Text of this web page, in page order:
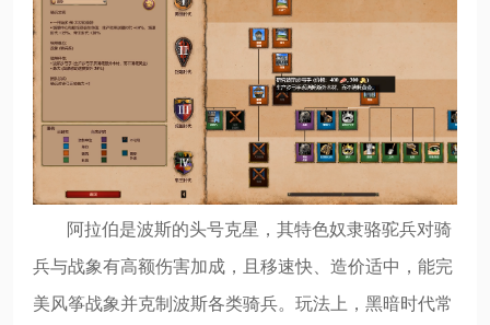
阿拉伯是波斯的头号克星，其特色奴隶骆驼兵对骑
兵与战象有高额伤害加成，且移速快、造价适中，能完
美风筝战象并克制波斯各类骑兵。玩法上，黑暗时代常